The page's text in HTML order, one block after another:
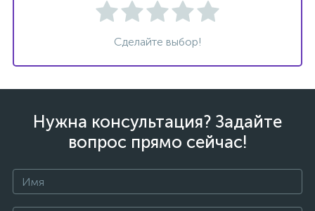
Сделайте выбор!
Нужна консультация? Задайте
вопрос прямо сейчас!